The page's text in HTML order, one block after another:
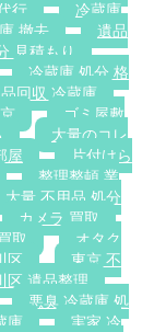
行
冷蔵庫
撤去
遺品
見積もり
冷蔵庫 処分 格
回収 冷蔵庫
ゴミ屋敷
大量のコレ
屋
片付けら
整理整頓 業
大量 不用品 処分
カメラ 買取
取
オタク
区
東京 不
区 遺品整理
悪臭 冷蔵庫 処
庫
実家 冷